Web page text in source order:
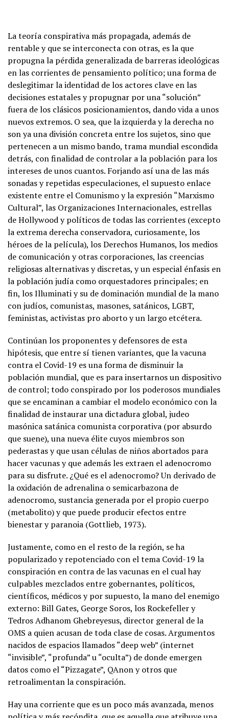
La teoría conspirativa más propagada, además de
rentable y que se interconecta con otras, es la que
propugna la pérdida generalizada de barreras ideológicas
en las corrientes de pensamiento político; una forma de
deslegitimar la identidad de los actores clave en las
decisiones estatales y propugnar por una “solución”
fuera de los clásicos posicionamientos, dando vida a unos
nuevos extremos. O sea, que la izquierda y la derecha no
son ya una división concreta entre los sujetos, sino que
pertenecen a un mismo bando, trama mundial escondida
detrás, con finalidad de controlar a la población para los
intereses de unos cuantos. Forjando así una de las más
sonadas y repetidas especulaciones, el supuesto enlace
existente entre el Comunismo y la expresión “Marxismo
Cultural”, las Organizaciones Internacionales, estrellas
de Hollywood y políticos de todas las corrientes (excepto
la extrema derecha conservadora, curiosamente, los
héroes de la película), los Derechos Humanos, los medios
de comunicación y otras corporaciones, las creencias
religiosas alternativas y discretas, y un especial énfasis en
la población judía como orquestadores principales; en
fin, los Illuminati y su de dominación mundial de la mano
con judíos, comunistas, masones, satánicos, LGBT,
feministas, activistas pro aborto y un largo etcétera.
Continúan los proponentes y defensores de esta
hipótesis, que entre sí tienen variantes, que la vacuna
contra el Covid-19 es una forma de disminuir la
población mundial, que es para insertarnos un dispositivo
de control; todo conspirado por los poderosos mundiales
que se encaminan a cambiar el modelo económico con la
finalidad de instaurar una dictadura global, judeo
masónica satánica comunista corporativa (por absurdo
que suene), una nueva élite cuyos miembros son
pederastas y que usan células de niños abortados para
hacer vacunas y que además les extraen el adenocromo
para su disfrute. ¿Qué es el adenocromo? Un derivado de
la oxidación de adrenalina o semicarbazona de
adenocromo, sustancia generada por el propio cuerpo
(metabolito) y que puede producir efectos entre
bienestar y paranoia (Gottlieb, 1973).
Justamente, como en el resto de la región, se ha
popularizado y repotenciado con el tema Covid-19 la
conspiración en contra de las vacunas en el cual hay
culpables mezclados entre gobernantes, políticos,
científicos, médicos y por supuesto, la mano del enemigo
externo: Bill Gates, George Soros, los Rockefeller y
Tedros Adhanom Ghebreyesus, director general de la
OMS a quien acusan de toda clase de cosas. Argumentos
nacidos de espacios llamados “deep web” (internet
“invisible”, “profunda” u “oculta”) de donde emergen
datos como el “Pizzagate”, QAnon y otros que
retroalimentan la conspiración.
Hay una corriente que es un poco más avanzada, menos